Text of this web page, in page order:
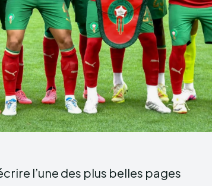
l’une des plus belles pages